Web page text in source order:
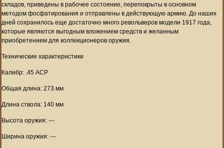
складов, приведены в рабочее состояние, перепокрыты в основном
методом фосфатирования и отправлены в действующую армию. До наших
дней сохранилось еще достаточно много револьверов модели 1917 года,
которые являются выгодным вложением средств и желанным
приобретением для коллекционеров оружия.
Технические характеристики
Калибр: .45 ACP
Общая длина: 273 мм
Длина ствола: 140 мм
Высота оружия: ---
Ширина оружия: ---